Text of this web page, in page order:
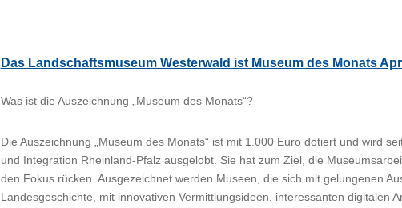
Das Landschaftsmuseum Westerwald ist Museum des Monats
Was ist die Auszeichnung „Museum des Monats“?
Die Auszeichnung „Museum des Monats“ ist mit 1.000 Euro dotiert und wird
und Integration Rheinland-Pfalz ausgelobt. Sie hat zum Ziel, die
den Fokus rücken. Ausgezeichnet werden Museen, die sich mit gelungenen
Landesgeschichte, mit innovativen Vermittlungsideen, interessanten digitalen